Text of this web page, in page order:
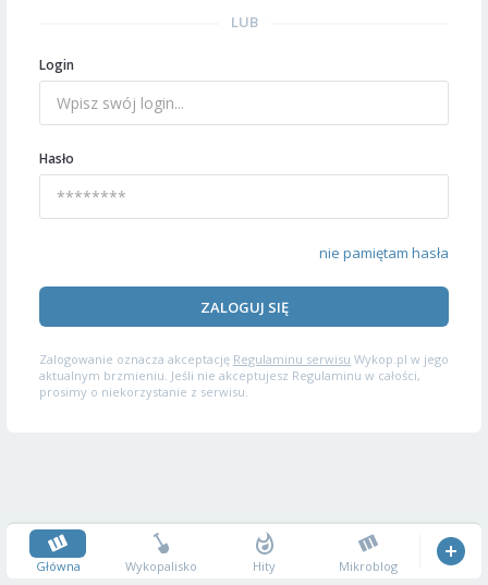
LUB
Login
Hasło
nie pamiętam hasła
ZALOGUJ SIĘ
Zalogowanie oznacza akceptację Regulaminu serwisu Wykop.pl w jego
aktualnym brzmieniu. Jeśli nie akceptujesz Regulaminu w całości,
prosimy o niekorzystanie z serwisu.
Główna Wykopalisko Hity Mikroblog